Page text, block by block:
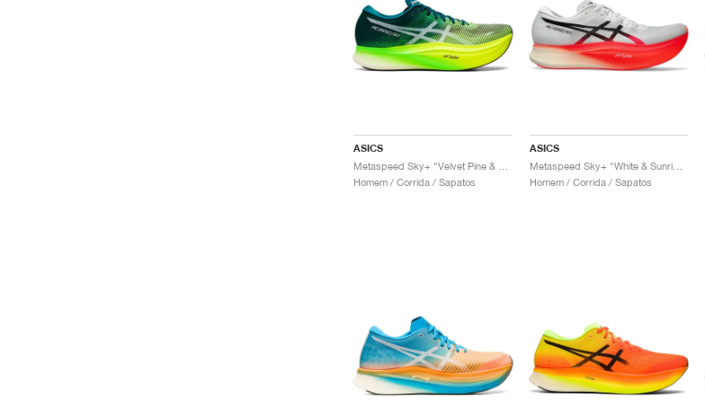
ASICS
Homem / Corrida / Sapatos
ASICS
Metaspeed Sky+ "White & Sunrise Red"
Homem / Corrida / Sapatos